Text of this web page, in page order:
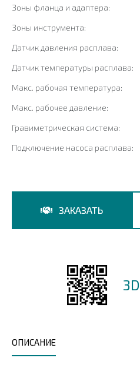
Зоны фланца и адаптера:
Зоны инструмента:
Датчик давления расплава:
Датчик температуры расплава:
Макс. рабочая температура:
Макс. рабочее давление:
Гравиметрическая система:
Подключение насоса расплава:
ЗАКАЗАТЬ
ОПИСАНИЕ